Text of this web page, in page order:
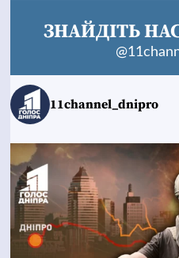
ЗНАЙДІТЬ НАС
11channel_dnipro